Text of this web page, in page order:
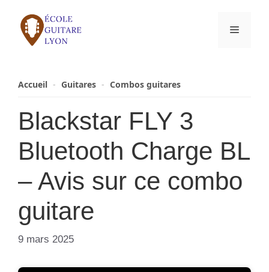
contenu
Menu
Accueil - Guitares - Combos guitares
Blackstar FLY 3
Bluetooth Charge BL
– Avis sur ce combo
guitare
9 mars 2025